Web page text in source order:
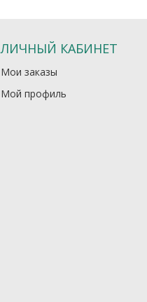
ЛИЧНЫЙ КАБИНЕТ
Мои заказы
Мой профиль